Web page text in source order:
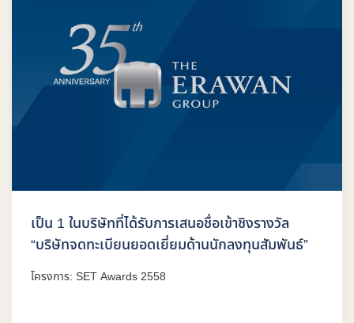
เป็น 1 ในบริษัทที่ได้รับการเสนอชื่อเข้าชิงรางวัล
“บริษัทจดทะเบียนยอดเยี่ยมด้านนักลงทุนสัมพันธ์”
โครงการ: SET Awards 2558